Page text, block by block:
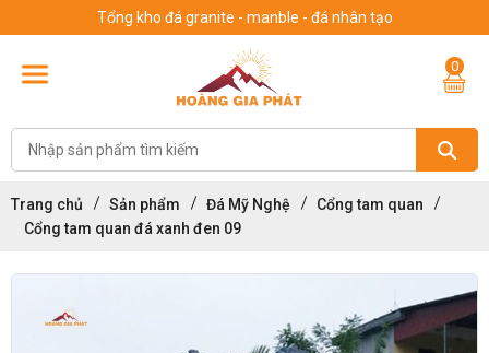
Tổng kho đá granite - manble - đá nhân tạo
0
Trang chủ Sản phẩm Đá Mỹ Nghệ
Cổng tam quan
Cổng tam quan đá xanh đen 09